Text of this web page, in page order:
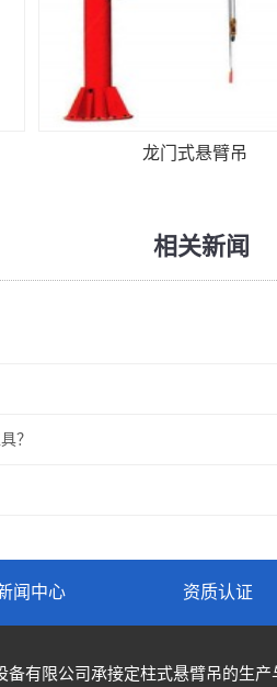
龙门式悬臂吊
相关新闻
？
闻中心 资质认证
有限公司承接定柱式悬臂吊的生